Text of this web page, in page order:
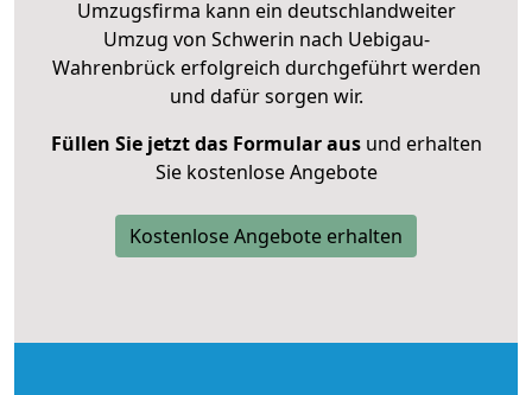
Umzugsfirma kann ein deutschlandweiter
Umzug von Schwerin nach Uebigau-
Wahrenbrück erfolgreich durchgeführt werden
und dafür sorgen wir.
Füllen Sie jetzt das Formular ausund erhalten
Sie kostenlose Angebote
Kostenlose Angebote erhalten